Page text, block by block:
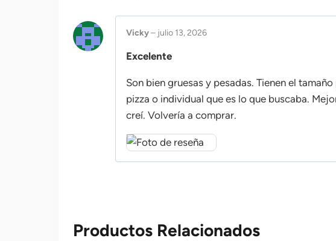
Vicky– julio 13, 2026
Excelente
Son bien gruesas y pesadas. Tienen el
pizza o individual que es lo que buscaba.
creí. Volvería a comprar.
Productos Relacionados